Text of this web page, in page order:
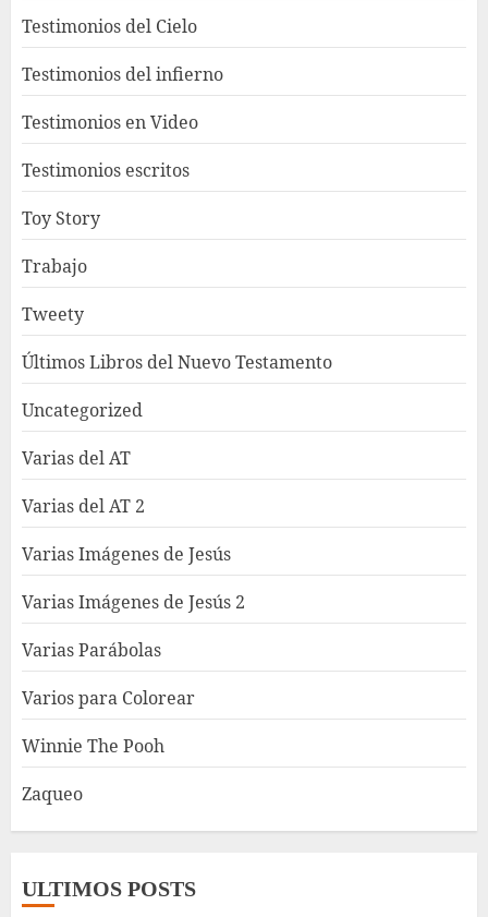
Testimonios del Cielo
Testimonios del infierno
Testimonios en Video
Testimonios escritos
Toy Story
Trabajo
Tweety
Últimos Libros del Nuevo Testamento
Uncategorized
Varias del AT
Varias del AT 2
Varias Imágenes de Jesús
Varias Imágenes de Jesús 2
Varias Parábolas
Varios para Colorear
Winnie The Pooh
Zaqueo
ULTIMOS POSTS